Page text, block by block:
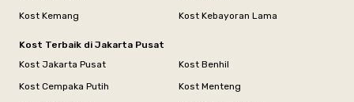
Kost Kemang
Kost Kebayoran Lama
Kost Terbaik di Jakarta Pusat
Kost Jakarta Pusat
Kost Benhil
Kost Cempaka Putih
Kost Menteng